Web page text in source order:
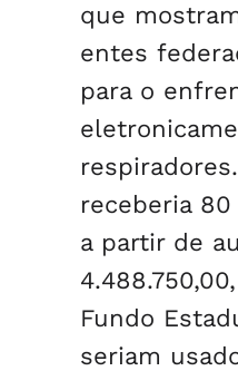
que
entes
para o
receberia
a partir de
Fundo
seriam